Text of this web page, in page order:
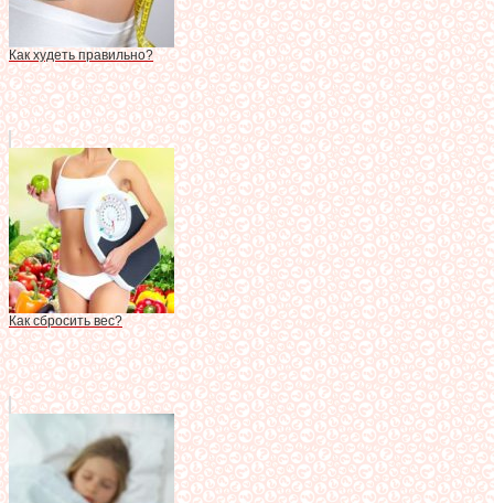
Как худеть правильно?
Как сбросить вес?